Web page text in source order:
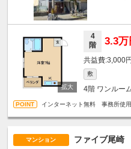
4
階
3.3万
3,000
敷
4階 ワンルー
インターネット無料 事務所使
マンション ファイブ尾崎